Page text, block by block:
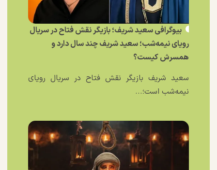
بیوگرافی سعید شریف؛ بازیگر نقش فتاح در سریال
رویای نیمه‌شب؛ سعید شریف چند سال دارد و
همسرش کیست؟
سعید شریف بازیگر نقش فتاح در سریال رویای
نیمه‌شب است؛...